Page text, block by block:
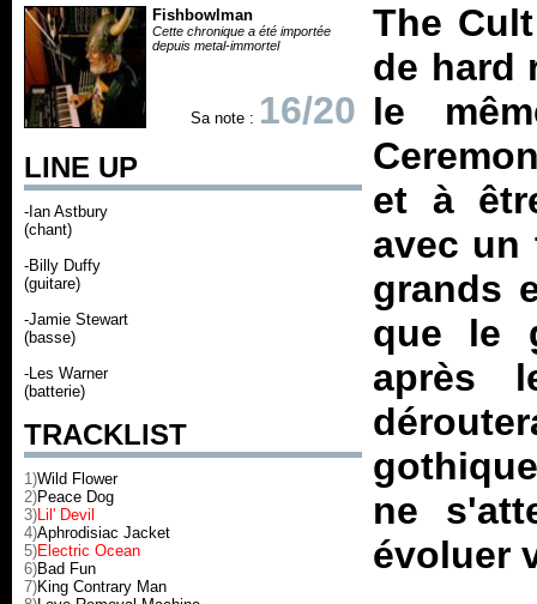
Fishbowlman
Cette chronique a été importée
depuis metal-immortel
Sa note : 16/20
LINE UP
-Ian Astbury
(chant)
-Billy Duffy
(guitare)
-Jamie Stewart
(basse)
-Les Warner
(batterie)
TRACKLIST
1)Wild Flower
2)Peace Dog
3)Lil' Devil
4)Aphrodisiac Jacket
5)Electric Ocean
6)Bad Fun
7)King Contrary Man
The
de hard
le
et à
avec un
grands
que le
après
ne
évoluer